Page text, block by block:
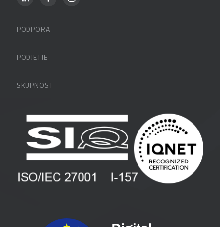
PODPORA
FAQ – pogosta vprašanja
PODJETJE
Zaposlitev
Vlagatelji
Pogoji in pogodbe
SKUPNOST
Blog
Spletni seminarji